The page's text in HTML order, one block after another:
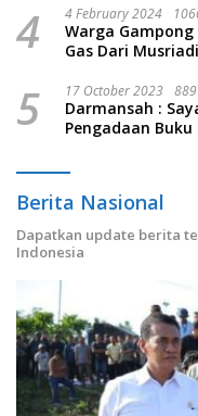
4 4 February 2024
Warga
Gas Dari
5 17 October 2023
Darmansah :
Pengadaan
Berita Nasional
Dapatkan update berita
Indonesia